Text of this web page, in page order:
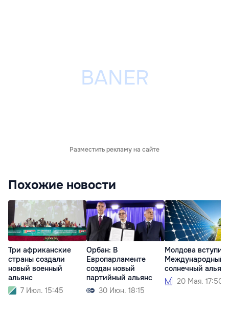
Разместить рекламу на сайте
Похожие новости
Три африканские
страны создали
новый военный
альянс
7 Июл. 15:45
Орбан: В
Европарламенте
создан новый
партийный альянс
30 Июн. 18:15
Молдова вступит
Международный
солнечный альянс
20 Мая. 17:50